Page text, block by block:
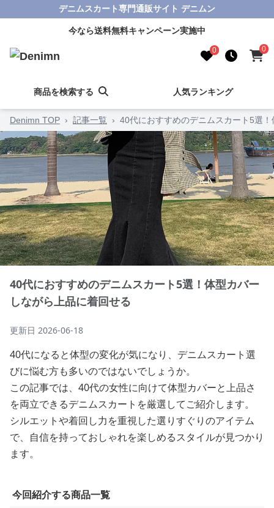
デニムスカート専門通販サイト デニムン
今なら送料無料キャンペーン実施中
0 0
商品を検索する 人気ランキング
Denimn TOP › 記事一覧 › 40代におすすめのデニムスカート5選
40代におすすめのデニムスカート5選！体型カバー
しながら上品に着回せる
更新日 2026-06-18
40代になると体型の変化が気になり、デニムスカート選
びに悩む方も多いのではないでしょうか。
この記事では、40代の女性に向けて体型カバーと上品さ
を両立できるデニムスカートを厳選してご紹介します。
シルエットや着回し力を重視した選りすぐりのアイテム
で、自信を持っておしゃれを楽しめるスタイルが見つかり
ます。
今回紹介する商品一覧